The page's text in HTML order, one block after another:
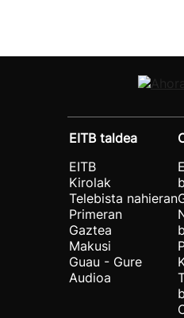
EITB taldea
EITB
Kirolak
Telebista nahieran
Primeran
Gaztea
Makusi
Guau - Gure
Audioa